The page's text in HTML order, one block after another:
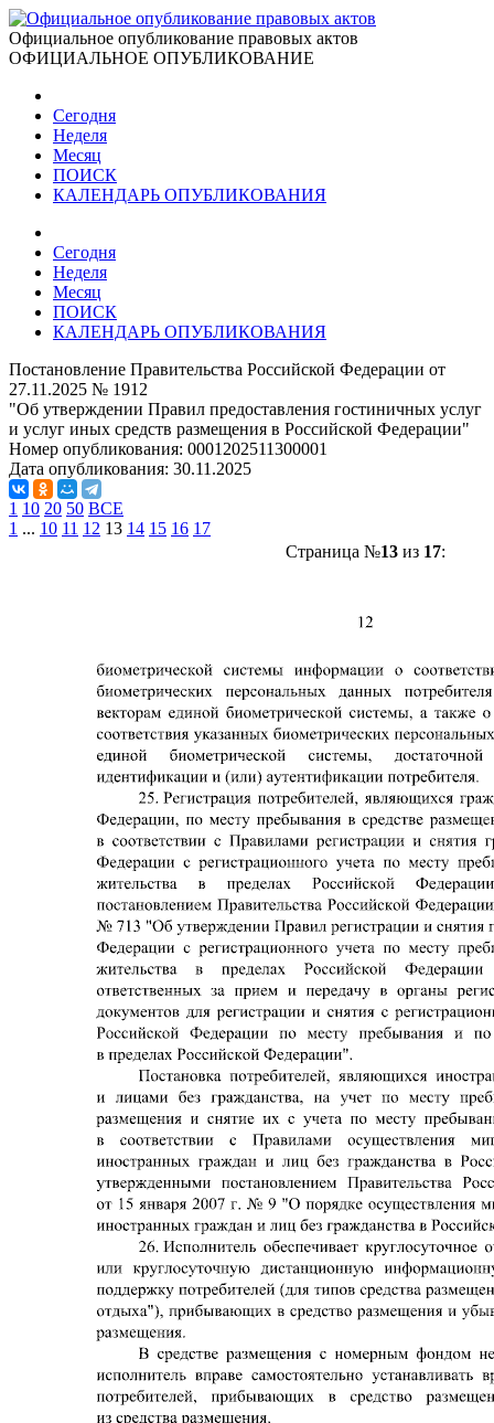
Официальное опубликование правовых актов
ОФИЦИАЛЬНОЕ ОПУБЛИКОВАНИЕ
Сегодня
Неделя
Месяц
ПОИСК
КАЛЕНДАРЬ ОПУБЛИКОВАНИЯ
Сегодня
Неделя
Месяц
ПОИСК
КАЛЕНДАРЬ ОПУБЛИКОВАНИЯ
Постановление Правительства Российской Федерации от
27.11.2025 № 1912
"Об утверждении Правил предоставления гостиничных услуг
и услуг иных средств размещения в Российской Федерации"
Номер опубликования: 0001202511300001
Дата опубликования: 30.11.2025
1 10 20 50 ВСЕ
1 ... 10 11 12 13 14 15 16 17
Страница №13из 17: